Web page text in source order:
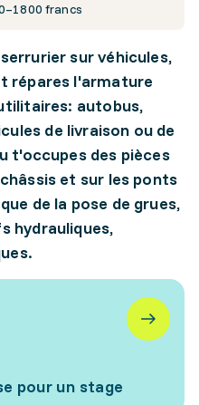
francs
sur véhicules,
répares l'armature
autobus,
de livraison ou de
t'occupes des pièces
et sur les ponts
de la pose de grues,
hydrauliques,
pour un stage